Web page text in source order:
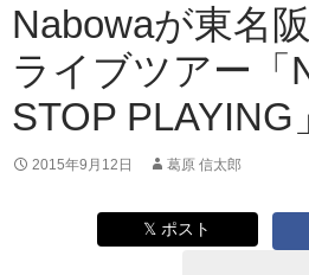
Nabowaが東名
ライブツアー「
STOP PLAYING
2015年9月12日 葛原 信太郎
𝕏 ポスト